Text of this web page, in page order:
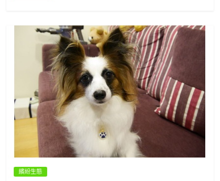
繽紛生態